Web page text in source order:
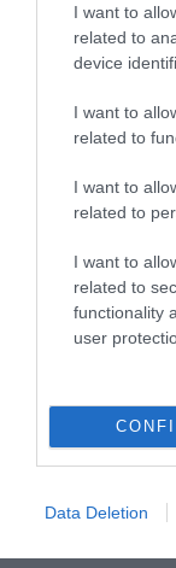
I want to
related to
device
I want to
related to
I want to
related to
I want to
related to
functionality
user
Data Deletion
ugyanis
életét és
példája
2026. MÁJUS
Pár